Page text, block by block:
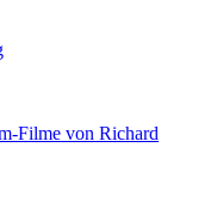
Filme von Richard